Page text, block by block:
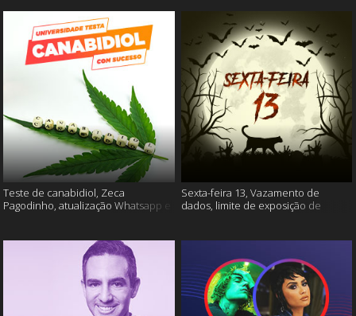
Teste de canabidiol, Zeca
Pagodinho, atualização Whatsapp e
Sexta-feira 13, Vazamento de
dados, limite de exposição de